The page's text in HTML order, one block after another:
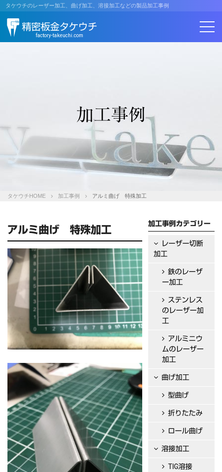
コタケウチのレーザー加工、曲げ加工、溶接加工などの製品加工事例
精密板金タケウチ
factory-takeuchi.com
加工事例
タケウチHOME 加工事例 アルミ曲げ 特殊加工
アルミ曲げ 特殊加工
加工事例カテゴリー
レーザー切断
加工
鉄のレーザ
ー加工
ステンレス
のレーザー加
工
アルミニウ
ムのレーザー
加工
曲げ加工
型曲げ
折りたたみ
ロール曲げ
溶接加工
TIG溶接